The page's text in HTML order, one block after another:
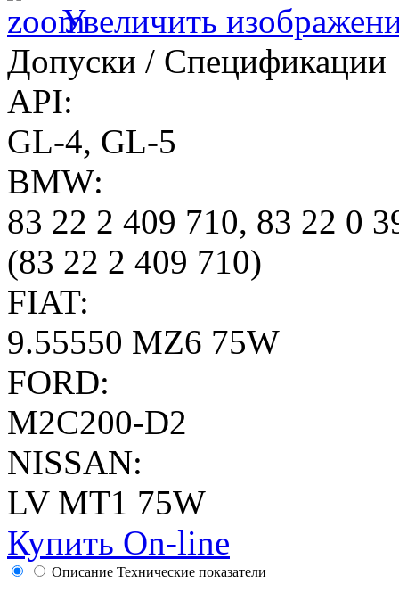
Увеличить
Допуски / Спецификации
API:
GL-4, GL-5
BMW:
83 22 2 409 710, 83 22 0
(83 22 2 409 710)
FIAT:
9.55550 MZ6 75W
FORD:
M2C200-D2
NISSAN:
LV MT1 75W
Купить On-line
Описание Технические показатели